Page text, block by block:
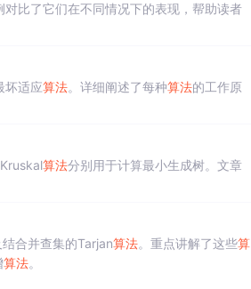
对比了它们在不同情况下的表现，帮助读者
坏适应算法。详细阐述了每种算法的工作原
算法分别用于计算最小生成树。文章
合并查集的Tarjan算法。重点讲解了这些算
算法。